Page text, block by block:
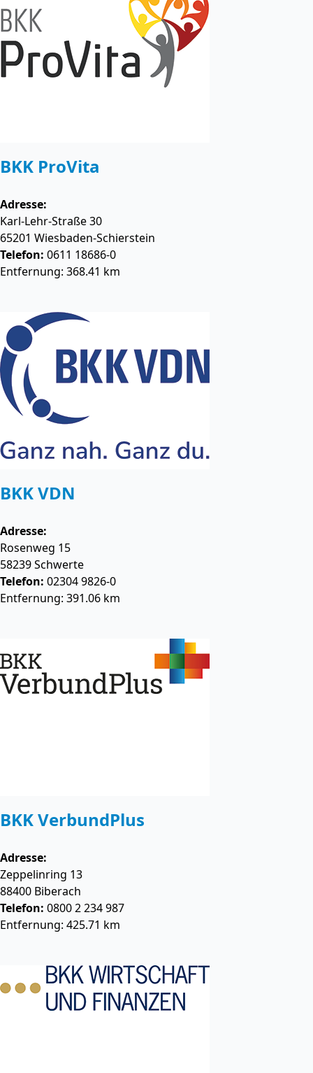
BKK ProVita
Adresse:
Karl-Lehr-Straße 30
65201 Wiesbaden-Schierstein
Telefon: 0611 18686-0
Entfernung: 368.41 km
BKK VDN
Adresse:
Rosenweg 15
58239Schwerte
Telefon: 02304 9826-0
Entfernung: 391.06 km
BKK VerbundPlus
Adresse:
Zeppelinring 13
88400 Biberach
Telefon: 0800 2 234 987
Entfernung: 425.71 km